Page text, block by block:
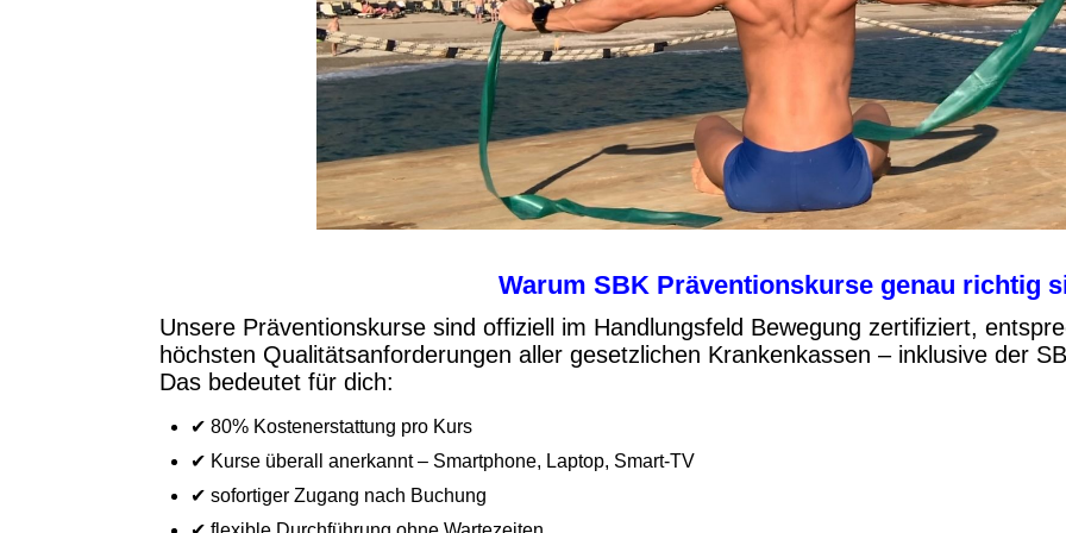
Warum SBK Präventionskurse genau richtig
Unsere Präventionskurse sind offiziell im Handlungsfeld Bewegung zertifiziert,
höchsten Qualitätsanforderungen aller gesetzlichen Krankenkassen – inklusive der
Das bedeutet für dich:
✔ 80% Kostenerstattung pro Kurs
✔ Kurse überall anerkannt – Smartphone, Laptop, Smart-TV
✔ sofortiger Zugang nach Buchung